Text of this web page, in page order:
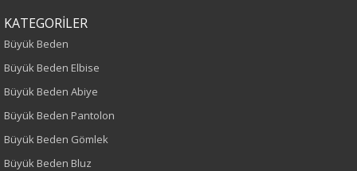
Kalıp
Büyük Beden
Boy
85
KATEGORİLER
Büyük Beden
Büyük Beden Elbise
Büyük Beden Abiye
Büyük Beden Pantolon
Büyük Beden Gömlek
Büyük Beden Bluz